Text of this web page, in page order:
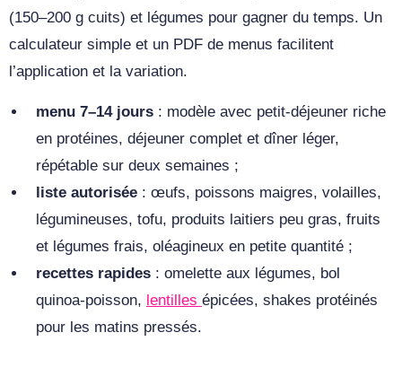
(150–200 g cuits) et légumes pour gagner du temps. Un
calculateur simple et un PDF de menus facilitent
l’application et la variation.
menu 7–14 jours : modèle avec petit‑déjeuner riche
en protéines, déjeuner complet et dîner léger,
répétable sur deux semaines ;
liste autorisée : œufs, poissons maigres, volailles,
légumineuses, tofu, produits laitiers peu gras, fruits
et légumes frais, oléagineux en petite quantité ;
recettes rapides : omelette aux légumes, bol
quinoa‑poisson, lentilles épicées, shakes protéinés
pour les matins pressés.